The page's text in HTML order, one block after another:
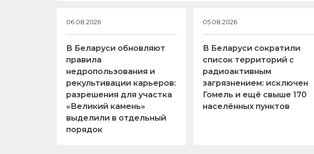
06.08.2026
В Беларуси обновляют
правила
недропользования и
рекультивации карьеров:
разрешения для участка
«Великий камень»
выделили в отдельный
порядок
05.08.2026
В Беларуси сократили
список территорий с
радиоактивным
загрязнением: исключен
Гомель и ещё свыше 170
населённых пунктов